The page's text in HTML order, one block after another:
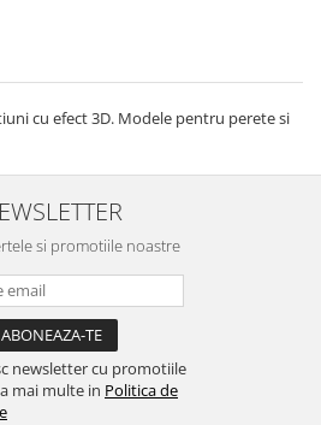
cu efect 3D. Modele pentru perete si
si promotiile noastre
newsletter cu promotiile
mai multe in Politica de